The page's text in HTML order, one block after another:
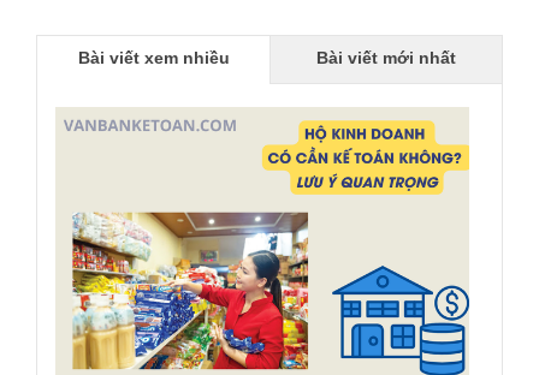
Bài viết xem nhiều Bài viết mới nhất